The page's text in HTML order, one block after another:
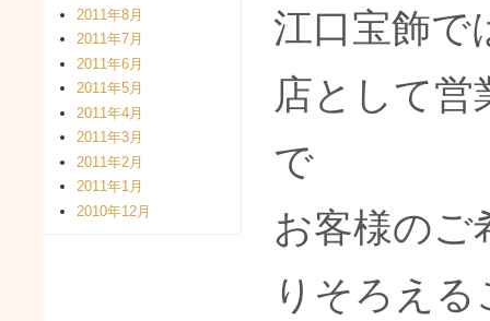
江口宝飾で
店として営
で
お客様のご
りそろえ
2011年8月
2011年7月
2011年6月
2011年5月
2011年4月
2011年3月
2011年2月
2011年1月
2010年12月